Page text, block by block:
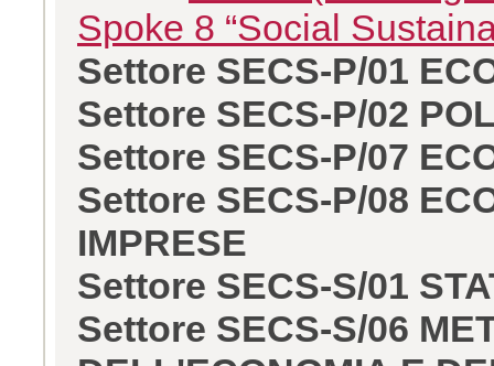
Spoke 8 “Social
Settore SECS-P/01
Settore SECS-P/02
Settore SECS-P/07
Settore SECS-P/08
IMPRESE
Settore SECS-S/01
Settore SECS-S/06